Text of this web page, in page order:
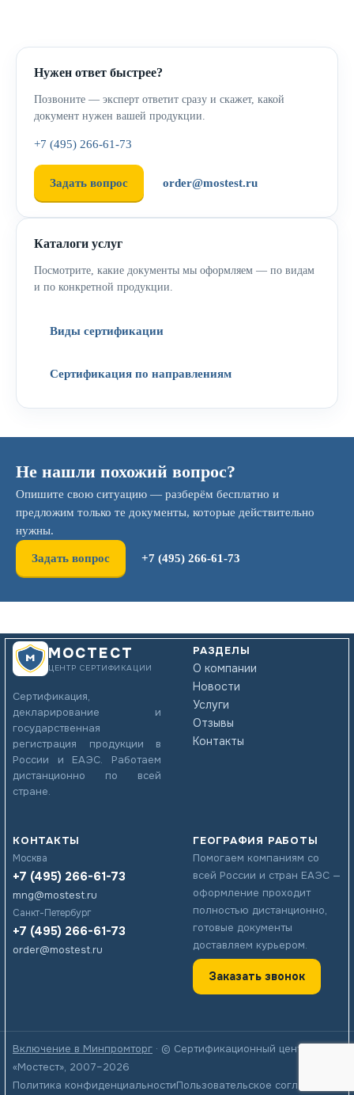
Нужен ответ быстрее?
Позвоните — эксперт ответит сразу и скажет, какой
документ нужен вашей продукции.
+7 (495) 266-61-73
Задать вопрос order@mostest.ru
Каталоги услуг
Посмотрите, какие документы мы оформляем — по видам
и по конкретной продукции.
Виды сертификации
Сертификация по направлениям
Не нашли похожий вопрос?
Опишите свою ситуацию — разберём бесплатно и
предложим только те документы, которые действительно
нужны.
Задать вопрос +7 (495) 266-61-73
МОСТЕСТ
ЦЕНТР СЕРТИФИКАЦИИ
Сертификация,
декларирование и
государственная
регистрация продукции в
России и ЕАЭС. Работаем
дистанционно по всей
стране.
РАЗДЕЛЫ
О компании
Новости
Услуги
Отзывы
Контакты
КОНТАКТЫ
Москва
+7 (495) 266-61-73
mng@mostest.ru
Санкт-Петербург
+7 (495) 266-61-73
order@mostest.ru
ГЕОГРАФИЯ РАБОТЫ
Помогаем компаниям со
всей России и стран ЕАЭС —
оформление проходит
полностью дистанционно,
готовые документы
доставляем курьером.
Заказать звонок
Включение в Минпромторг · © Сертификационный центр
«Мостест», 2007–2026
Политика конфиденциальностиПользовательское соглашение